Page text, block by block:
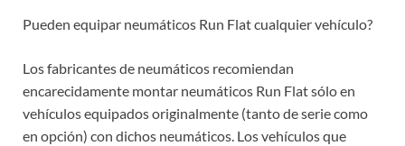
Pueden equipar neumáticos Run Flat cualquier vehículo?
Los fabricantes de neumáticos recomiendan
encarecidamente montar neumáticos Run Flat sólo en
vehículos equipados originalmente (tanto de serie como
en opción) con dichos neumáticos. Los vehículos que